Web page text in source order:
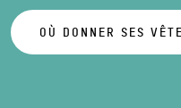
OÙ DONNER SES